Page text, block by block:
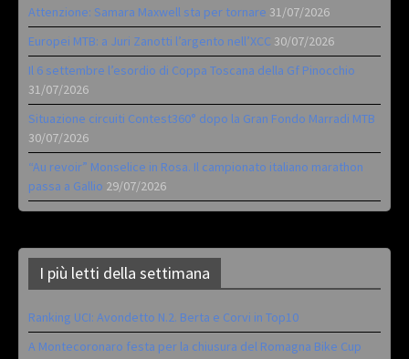
Attenzione: Samara Maxwell sta per tornare 31/07/2026
Europei MTB: a Juri Zanotti l’argento nell’XCC 30/07/2026
Il 6 settembre l’esordio di Coppa Toscana della Gf Pinocchio
31/07/2026
Situazione circuiti Contest360° dopo la Gran Fondo Marradi MTB
30/07/2026
“Au revoir” Monselice in Rosa. Il campionato italiano marathon
passa a Gallio 29/07/2026
I più letti della settimana
Ranking UCI: Avondetto N.2. Berta e Corvi in Top10
A Montecoronaro festa per la chiusura del Romagna Bike Cup